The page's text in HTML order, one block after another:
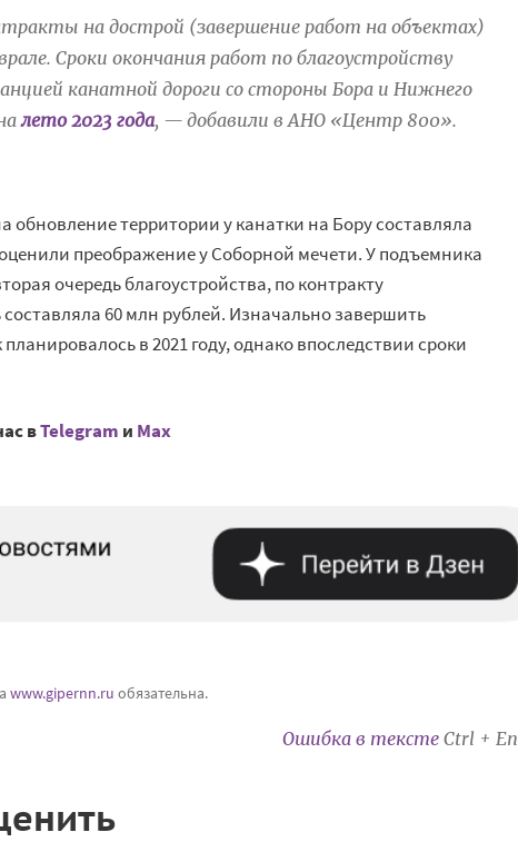
на дострой (завершение работ на объектах)
Сроки окончания работ по благоустройству
канатной дороги со стороны Бора и Нижнего
лето 2023 года, — добавили в АНО «Центр 800».
обновление территории у канатки на Бору составляла
преображение у Соборной мечети. У подъемника
очередь благоустройства, по контракту
составляла 60 млн рублей. Изначально завершить
в 2021 году, однако впоследствии сроки
вTelegram и Mах
www.gipernn.ru обязательна.
Ошибка в тексте Ctrl +